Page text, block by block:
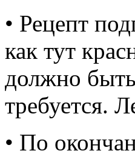
• Рецепт
как тут
должно
требуется.
• По